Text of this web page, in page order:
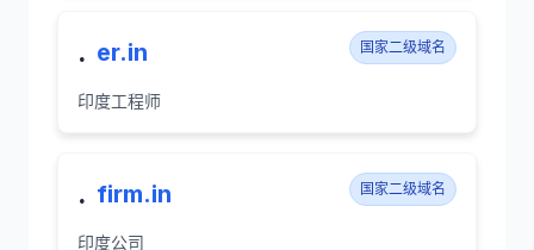
. er.in 国家二级域名
印度工程师
. firm.in 国家二级域名
印度公司